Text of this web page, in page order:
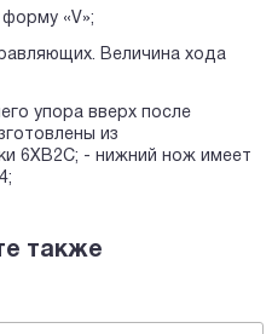
«V»;
Величина хода
упора вверх после
из
6ХВ2С; - нижний нож имеет
также